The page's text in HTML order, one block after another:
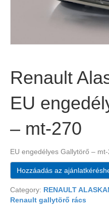
Renault
EU
– mt-270
EU engedélyes Gallytörő –
Hozzáadás az
Category: RENAULT
Renault gallytörő rács